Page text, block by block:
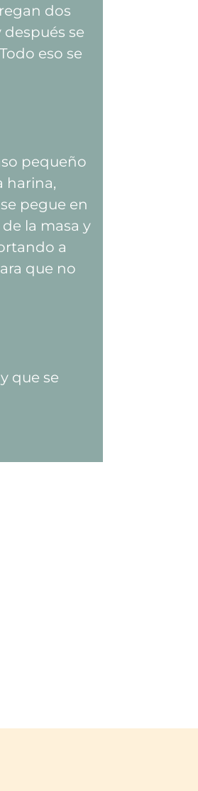
dos
se
eso se
pequeño
harina,
pegue en
la masa y
a
que no
que se